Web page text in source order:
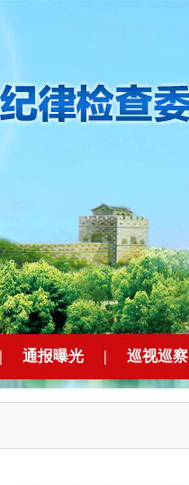
| 通报曝光 | 巡视巡察